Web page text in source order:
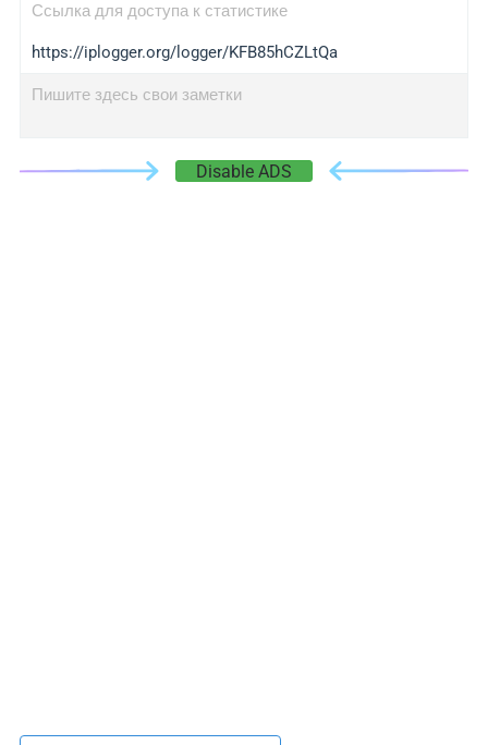
Ссылка для доступа к статистике
https://iplogger.org/logger/KFB85hCZLtQa
Пишите здесь свои заметки
Disable ADS